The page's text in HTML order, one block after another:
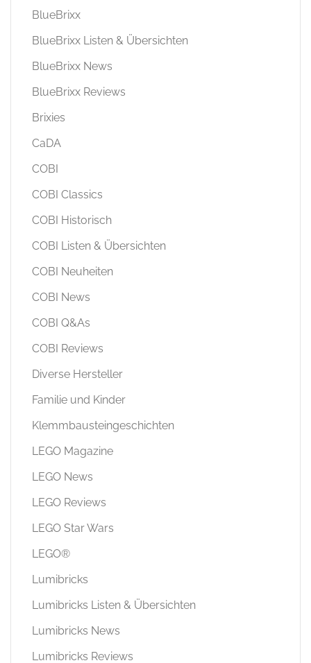
BlueBrixx
BlueBrixx Listen & Übersichten
BlueBrixx News
BlueBrixx Reviews
Brixies
CaDA
COBI
COBI Classics
COBI Historisch
COBI Listen & Übersichten
COBI Neuheiten
COBI News
COBI Q&As
COBI Reviews
Diverse Hersteller
Familie und Kinder
Klemmbausteingeschichten
LEGO Magazine
LEGO News
LEGO Reviews
LEGO Star Wars
LEGO®
Lumibricks
Lumibricks Listen & Übersichten
Lumibricks News
Lumibricks Reviews